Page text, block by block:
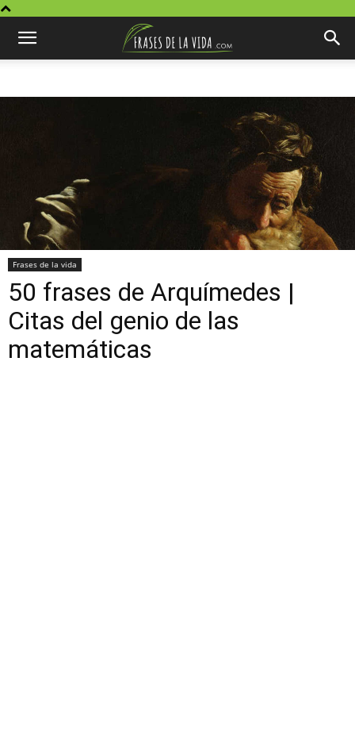
Frases de la vida
50 frases de Arquímedes |
Citas del genio de las
matemáticas